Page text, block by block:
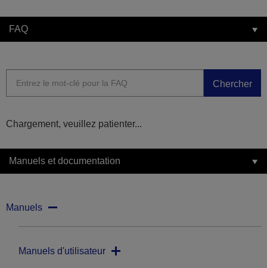
FAQ
Chercher
Chargement, veuillez patienter...
Manuels et documentation
Manuels
Manuels d'utilisateur